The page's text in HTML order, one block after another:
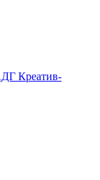
Креатив-